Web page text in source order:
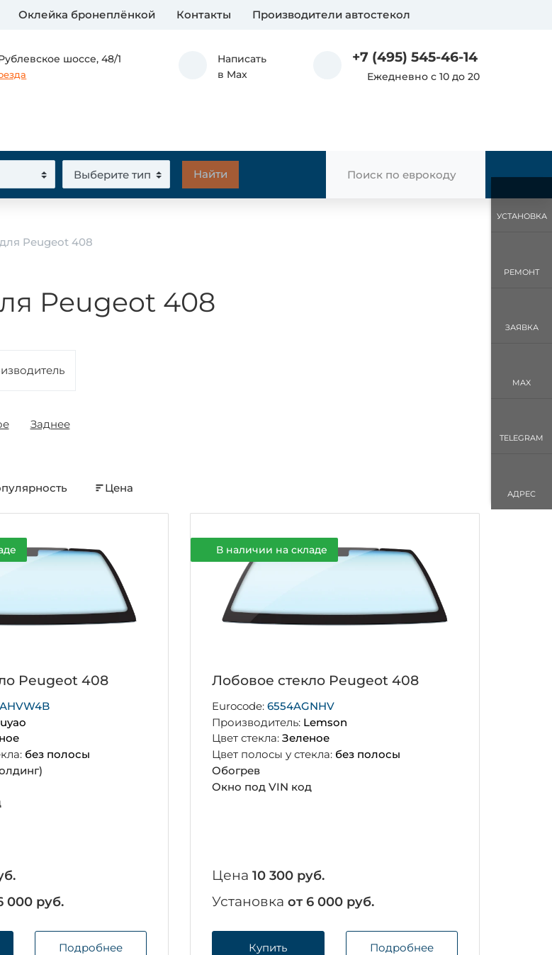
Оклейка бронеплёнкой Контакты Производители автостекол
шоссе, 48/1
Написать
в Max
+7 (495) 545-46-14
Ежедневно с 10 до 20
Peugeot 408
Peugeot 408
Заднее
Цена
Peugeot 408
без полосы
000 руб.
Подробнее
В наличии на складе
Лобовое стекло Peugeot 408
Eurocode:6554AGNHV
Производитель: Lemson
Цвет стекла:Зеленое
Цвет полосы у стекла: без полосы
Обогрев
Окно под VIN код
Цена10 300 руб.
Установкаот 6 000 руб.
Купить Подробнее
УСТАНОВКА
РЕМОНТ
ЗАЯВКА
MAX
TELEGRAM
АДРЕС